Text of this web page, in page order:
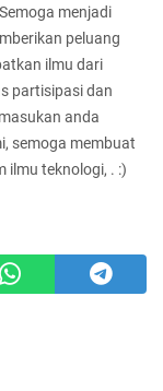
menjadi
peluang
ilmu dari
partisipasi dan
anda
semoga membuat
ilmu teknologi, . :)